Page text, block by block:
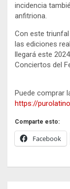
incidencia
anfitriona.
Con este
las ediciones
llegará este
Conciertos del
Puede comprar
https://
Comparte esto:
Facebook